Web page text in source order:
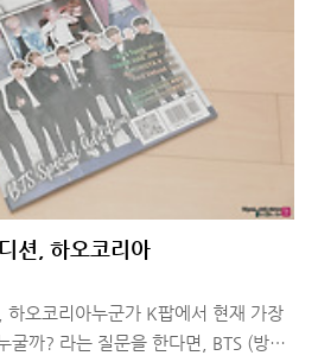
션, 하오코리아
하오코리아누군가 K팝에서 현재 가장
굴까? 라는 질문을 한다면, BTS (방탄